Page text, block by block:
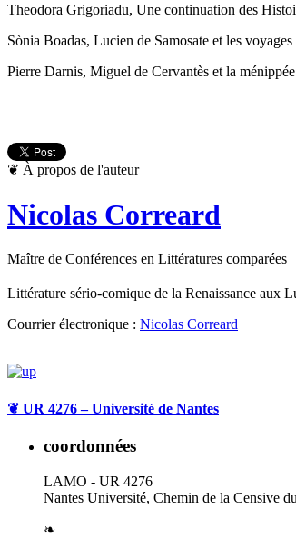
Theodora Grigoriadu, Une continuation des
Sònia Boadas, Lucien de Samosate et les
Pierre Darnis, Miguel de Cervantès et la
❦ À propos de l'auteur
Nicolas Correard
Maître de Conférences en Littératures comparées
Littérature sério-comique de la Renaissance aux
Courrier électronique : Nicolas Correard
❦ UR 4276 – Université de Nantes
coordonnées
LAMO - UR 4276
Nantes Université, Chemin de la Censive
❧